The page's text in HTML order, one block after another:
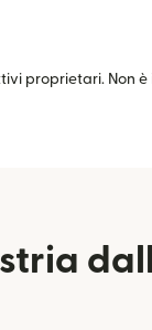
proprietari.